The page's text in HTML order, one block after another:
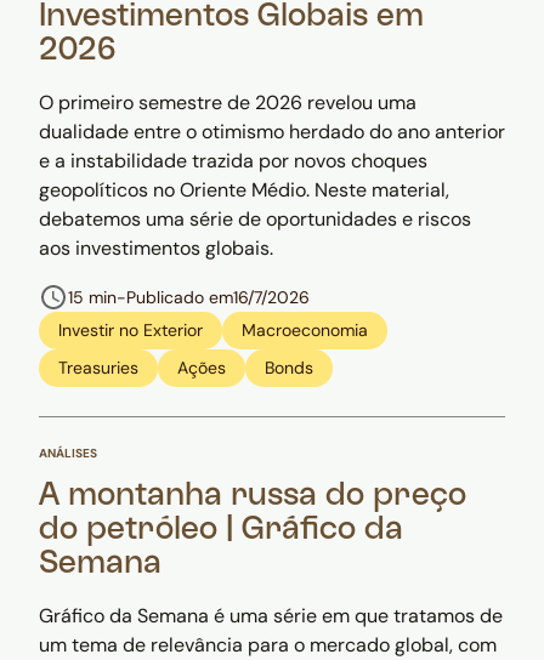
Investimentos Globais em
2026
O primeiro semestre de 2026 revelou uma
dualidade entre o otimismo herdado do ano anterior
e a instabilidade trazida por novos choques
geopolíticos no Oriente Médio. Neste material,
debatemos uma série de oportunidades e riscos
aos investimentos globais.
15 min-Publicado em16/7/2026
Investir no Exterior
Macroeconomia
Treasuries
Ações Bonds
ANÁLISES
A montanha russa do preço
do petróleo | Gráfico da
Semana
Gráfico da Semana é uma série em que tratamos de
um tema de relevância para o mercado global, com